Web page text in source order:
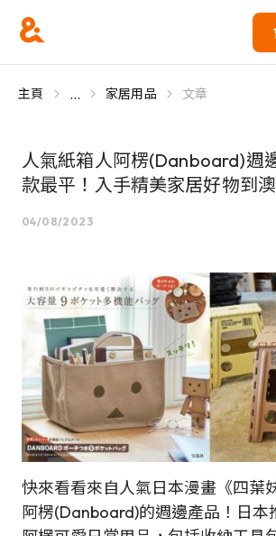
主頁 ... 家居用品 文章
人氣紙箱人阿楞(Danboard)週
款最平！入手精美家居好物到澳
04/08/2023
快來看看來自人氣日本漫畫《四葉
阿楞(Danboard)的週邊產品！日本